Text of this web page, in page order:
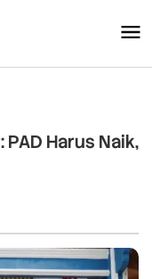
Harus Naik,